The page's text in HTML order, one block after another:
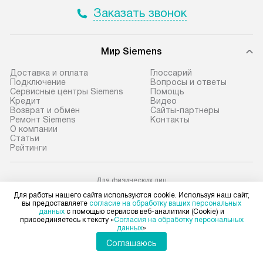
не предусмотрена.
доставки доставит упакованный
требуется переместить прибор
до двери квартиры или до места
установки, пожалуйста,
предварительно согласуйте это
с менеджером. За данную услугу
взимается дополнительная плата.
они не позволяют пронести чего
через дверной проем,
то сотрудники транспортной
службы не могут демонтировать
дверцы, ручки или другие
выступающие элементы, так как
Стандартная
и
а затем
к
Производится
Заказать звонок
Мир Siemens
Доставка и оплата
Подключение
Сервисные центры Siemens
Кредит
Возврат и обмен
Ремонт Siemens
О компании
Статьи
Рейтинги
Глоссарий
Вопросы и ответы
Помощь
Видео
Сайты-партнеры
Контакты
Для физических лиц
shop@siemens-centre.ru
Для юридических лиц
business@kvalitet.company
НАПИСАТЬ РУКОВОДСТВУ
Для работы нашего сайта используются cookie. Используя наш сайт,
вы предоставляете согласие на обработку ваших персональных
данных с помощью сервисов веб-аналитики (Cookie) и
присоединяетесь к тексту «Согласия на обработку персональных
данных»
Соглашаюсь